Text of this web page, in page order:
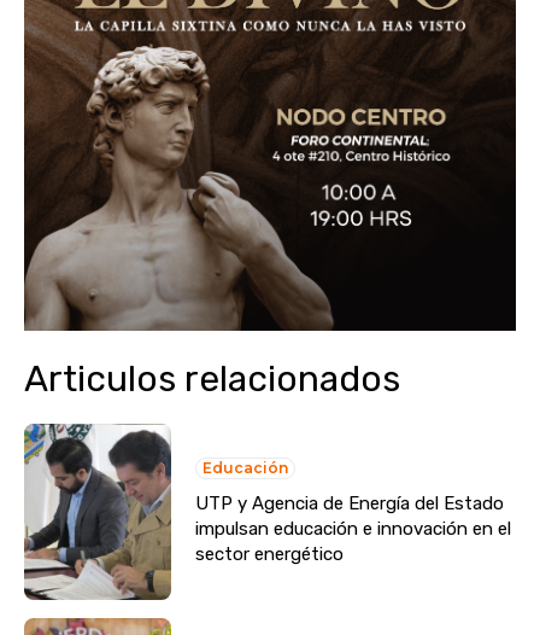
Articulos relacionados
Educación
UTP y Agencia de Energía del Estado
impulsan educación e innovación en el
sector energético